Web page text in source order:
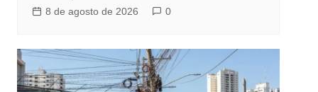
8 de agosto de 2026
0